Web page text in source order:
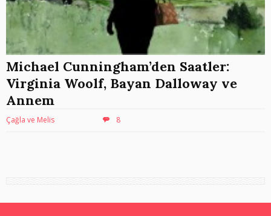
Michael Cunningham’den Saatler:
Virginia Woolf, Bayan Dalloway ve
Annem
Çağla ve Melis 8